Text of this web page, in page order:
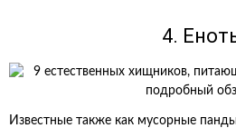
4.
Известные также как мусорные